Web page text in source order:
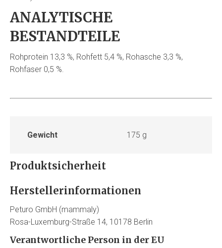
ANALYTISCHE
BESTANDTEILE
Rohprotein 13,3 %, Rohfett 5,4 %, Rohasche 3,3 %,
Rohfaser 0,5 %.
Gewicht 175 g
Produktsicherheit
Herstellerinformationen
Peturo GmbH (mammaly)
Rosa-Luxemburg-Straße 14, 10178 Berlin
Verantwortliche Person in der EU